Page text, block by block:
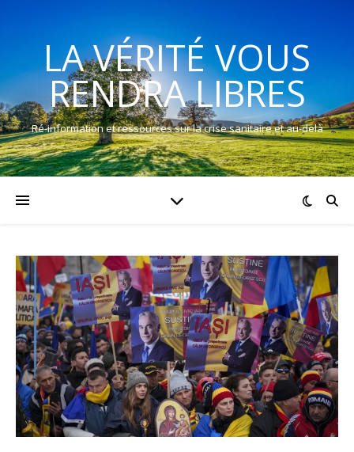
LA VÉRITÉ VOUS
RENDRA LIBRES
Ré-information et ressources sur la crise sanitaire et au-delà